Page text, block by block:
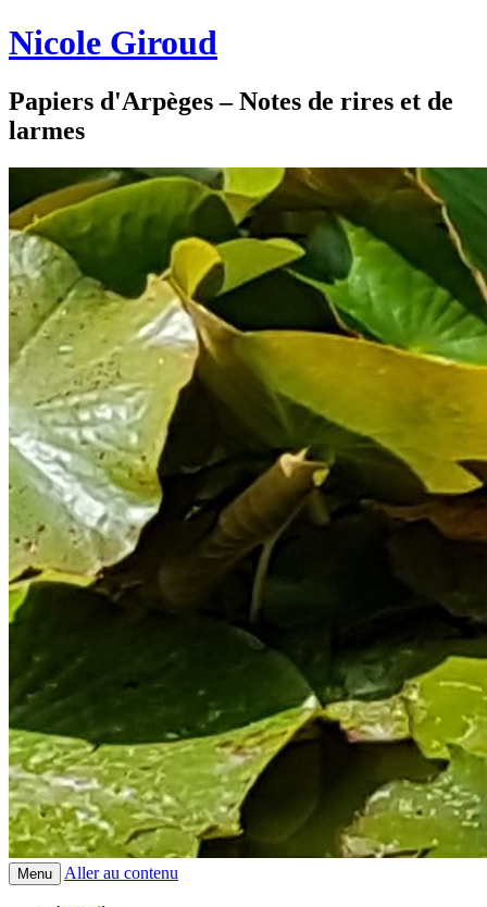
Nicole Giroud
Papiers d'Arpèges – Notes de rires et de
larmes
Menu Aller au contenu